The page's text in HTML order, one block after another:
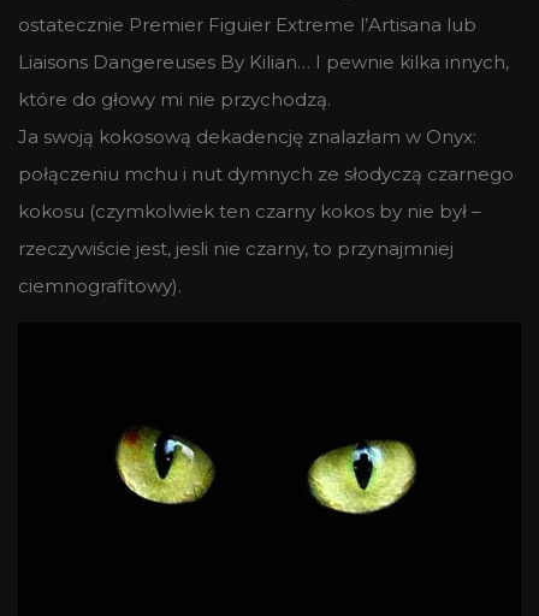
ostatecznie Premier Figuier Extreme l’Artisana lub
Liaisons Dangereuses By Kilian… I pewnie kilka innych,
które do głowy mi nie przychodzą.
Ja swoją kokosową dekadencję znalazłam w Onyx:
połączeniu mchu i nut dymnych ze słodyczą czarnego
kokosu (czymkolwiek ten czarny kokos by nie był –
rzeczywiście jest, jesli nie czarny, to przynajmniej
ciemnografitowy).